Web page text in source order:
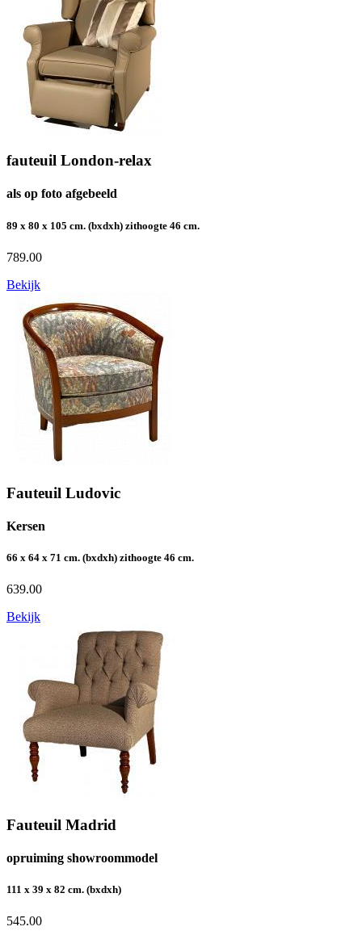
fauteuil London-relax
als op foto afgebeeld
89 x 80 x 105 cm. (bxdxh) zithoogte 46 cm.
789.00
Bekijk
Fauteuil Ludovic
Kersen
66 x 64 x 71 cm. (bxdxh) zithoogte 46 cm.
639.00
Bekijk
Fauteuil Madrid
opruiming showroommodel
111 x 39 x 82 cm. (bxdxh)
545.00